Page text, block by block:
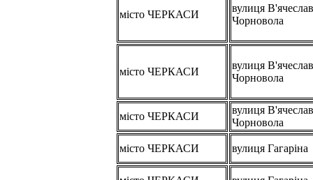
місто ЧЕРКАСИ
вулиця
Чорновола
місто ЧЕРКАСИ
вулиця
Чорновола
місто ЧЕРКАСИ
вулиця
Чорновола
місто ЧЕРКАСИ вулиця Гагаріна